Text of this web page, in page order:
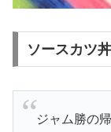
ソースカツ
ジャム勝の